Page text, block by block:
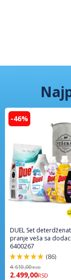
-46%
DUEL Set
pranje veša sa
6400267
98%
(86)
4.610,00RSD
2.499,00RSD